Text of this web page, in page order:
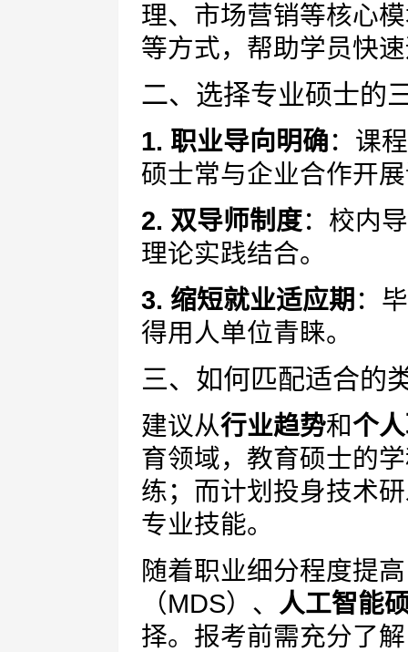
理、市场营销等核心
等方式，帮助学员快
二、选择专业硕士的
1. 职业导向明确：课
硕士常与企业合作开
2. 双导师制度：校内
理论实践结合。
3. 缩短就业适应期 ：
得用人单位青睐。
三、如何匹配适合的
建议从行业趋势和个
育领域，教育硕士的
练；而计划投身技术
专业技能。
随着职业细分程度提
（MDS）、 人工智能
择。报考前需充分了